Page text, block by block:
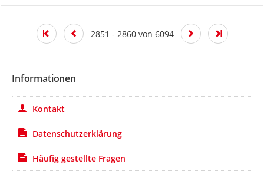
2851 - 2860 von 6094
Informationen
Kontakt
Datenschutzerklärung
Häufig gestellte Fragen